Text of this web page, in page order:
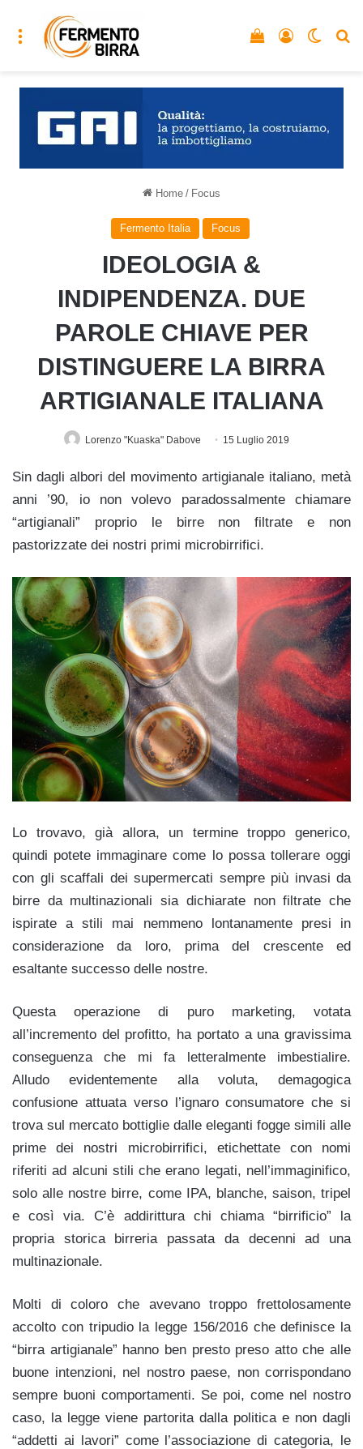
Menu Accedi
Vedi il carrello
Home / Focus
Fermento Italia Focus
IDEOLOGIA &
INDIPENDENZA. DUE
PAROLE CHIAVE PER
DISTINGUERE LA BIRRA
ARTIGIANALE ITALIANA
Lorenzo "Kuaska" Dabove 15 Luglio 2019
Sin dagli albori del movimento artigianale italiano, metà
anni ’90, io non volevo paradossalmente chiamare
“artigianali” proprio le birre non filtrate e non
pastorizzate dei nostri primi microbirrifici.
Lo trovavo, già allora, un termine troppo generico,
quindi potete immaginare come lo possa tollerare oggi
con gli scaffali dei supermercati sempre più invasi da
birre da multinazionali sia dichiarate non filtrate che
ispirate a stili mai nemmeno lontanamente presi in
considerazione da loro, prima del crescente ed
esaltante successo delle nostre.
Questa operazione di puro marketing, votata
all’incremento del profitto, ha portato a una gravissima
conseguenza che mi fa letteralmente imbestialire.
Alludo evidentemente alla voluta, demagogica
confusione attuata verso l’ignaro consumatore che si
trova sul mercato bottiglie dalle eleganti fogge simili alle
prime dei nostri microbirrifici, etichettate con nomi
riferiti ad alcuni stili che erano legati, nell’immaginifico,
solo alle nostre birre, come IPA, blanche, saison, tripel
e così via. C’è addirittura chi chiama “birrificio” la
propria storica birreria passata da decenni ad una
multinazionale.
Molti di coloro che avevano troppo frettolosamente
accolto con tripudio la legge 156/2016 che definisce la
“birra artigianale” hanno ben presto preso atto che alle
buone intenzioni, nel nostro paese, non corrispondano
sempre buoni comportamenti. Se poi, come nel nostro
caso, la legge viene partorita dalla politica e non dagli
“addetti ai lavori” come l’associazione di categoria, le